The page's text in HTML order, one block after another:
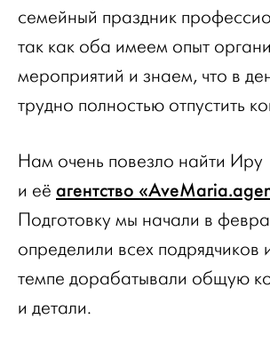
семейный праздник
так как оба имеем опыт
мероприятий и знаем, что в
трудно полностью отпустить
Нам очень повезло найти Иру
и её агентство
Подготовку мы начали в
определили всех подрядчиков
темпе дорабатывали общую
и детали.